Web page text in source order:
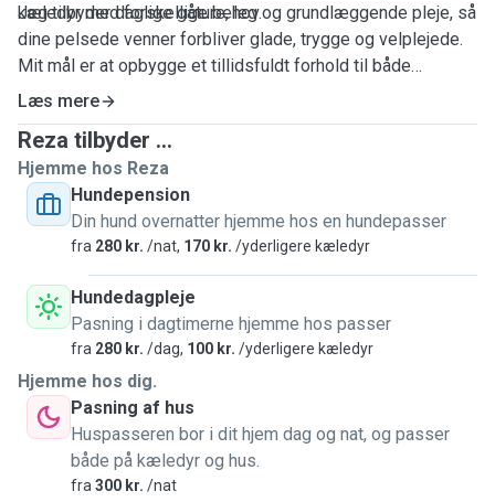
kæledyr med forskellige behov.
Jeg tilbyder daglige gåture, leg og grundlæggende pleje, så
dine pelsede venner forbliver glade, trygge og velplejede.
Mit mål er at opbygge et tillidsfuldt forhold til både
kæledyr og deres ejere, så du kan have ro i sindet, mens du
er optaget. Lad mig tage mig af dine kæledyr med den
samme varme og omsorg, som jeg giver mine egne!
Læs mere
Reza tilbyder ...
Hjemme hos Reza
Hundepension
Din hund overnatter hjemme hos en hundepasser
fra 280 kr. /nat, 170 kr. /yderligere kæledyr
Hundedagpleje
Pasning i dagtimerne hjemme hos passer
fra 280 kr. /dag, 100 kr. /yderligere kæledyr
Hjemme hos dig.
Pasning af hus
Huspasseren bor i dit hjem dag og nat, og passer
både på kæledyr og hus.
fra 300 kr. /nat